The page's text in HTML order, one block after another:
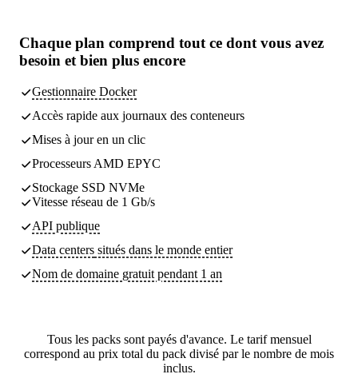
Chaque plan comprend tout ce dont vous avez
besoin et bien plus encore
Gestionnaire Docker
Accès rapide aux journaux des conteneurs
Mises à jour en un clic
Processeurs AMD EPYC
Stockage SSD NVMe
Vitesse réseau de 1 Gb/s
API publique
Data centers situés dans le monde entier
Nom de domaine gratuit pendant 1 an
Tous les packs sont payés d'avance. Le tarif mensuel
correspond au prix total du pack divisé par le nombre de mois
inclus.